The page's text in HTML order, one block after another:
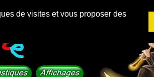
de visites et vous proposer des